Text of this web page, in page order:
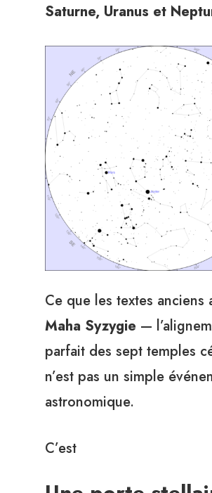
Saturne, Uranus et
Ce que les textes anciens
Maha Syzygie —
parfait des sept temples
n’est pas un simple
astronomique.
C’est